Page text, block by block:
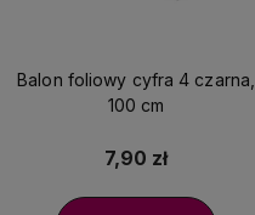
Balon foliowy cyfra 4 czarna,
100 cm
7,90 zł